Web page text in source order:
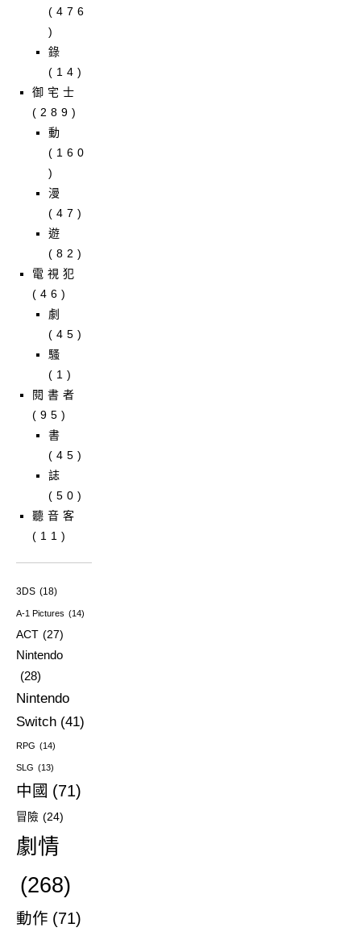
(476
)
錄
(14)
御宅士
(289)
動
(160
)
漫
(47)
遊
(82)
電視犯
(46)
劇
(45)
騷
(1)
閱書者
(95)
書
(45)
誌
(50)
聽音客
(11)
3DS (18)
A-1 Pictures (14)
ACT (27)
Nintendo
(28)
Nintendo
Switch (41)
RPG (14)
SLG (13)
中國 (71)
冒險 (24)
劇情
(268)
動作 (71)